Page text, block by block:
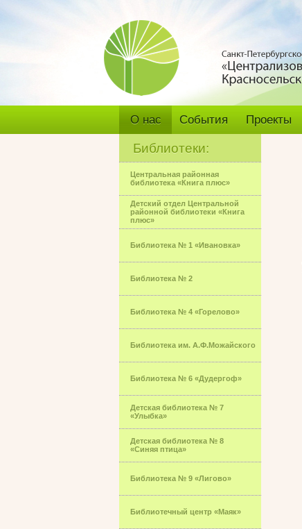
О нас События Проекты
Библиотеки:
Центральная районная
библиотека «Книга плюс»
Детский отдел Центральной
районной библиотеки «Книга
плюс»
Библиотека № 1 «Ивановка»
Библиотека № 2
Библиотека № 4 «Горелово»
Библиотека им. А.Ф.Можайского
Библиотека № 6 «Дудергоф»
Детская библиотека № 7
«Улыбка»
Детская библиотека № 8
«Синяя птица»
Библиотека № 9 «Лигово»
Библиотечный центр «Маяк»